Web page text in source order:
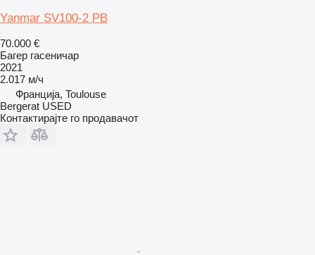
Yanmar SV100-2 PB
70.000 €
Багер гасеничар
2021
2.017 м/ч
Франција, Toulouse
Bergerat USED
Контактирајте го продавачот